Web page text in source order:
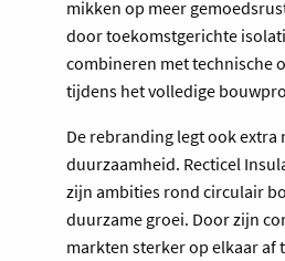
mikken op meer
door toekomstgerichte
combineren met technische
tijdens het volledige
De rebranding legt ook extra
duurzaamheid. Recticel
zijn ambities rond circulair
duurzame groei. Door zijn
markten sterker op elkaar af